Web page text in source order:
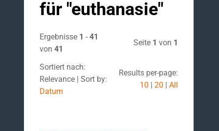
für "euthanasie"
Ergebnisse 1 - 41
von 41
Seite 1 von 1
Sortiert nach:
Relevance | Sort by:
Datum
Results per-page:
10 | 20 | All